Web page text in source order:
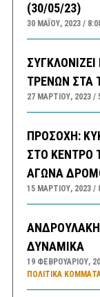
(30/05/23)
30 ΜΑΪ́ΟΥ, 2023
ΤΡΕΝΩΝ ΣΤΑ
27 ΜΑΡΤΊΟΥ, 2023
ΠΡΟΣΟΧΗ:
ΣΤΟ ΚΕΝΤΡΟ
ΑΓΩΝΑ
15 ΜΑΡΤΊΟΥ, 2023
ΔΥΝΑΜΙΚΑ
19 ΦΕΒΡΟΥΑΡΊΟΥ,
ΠΟΛΙΤΙΚΆ